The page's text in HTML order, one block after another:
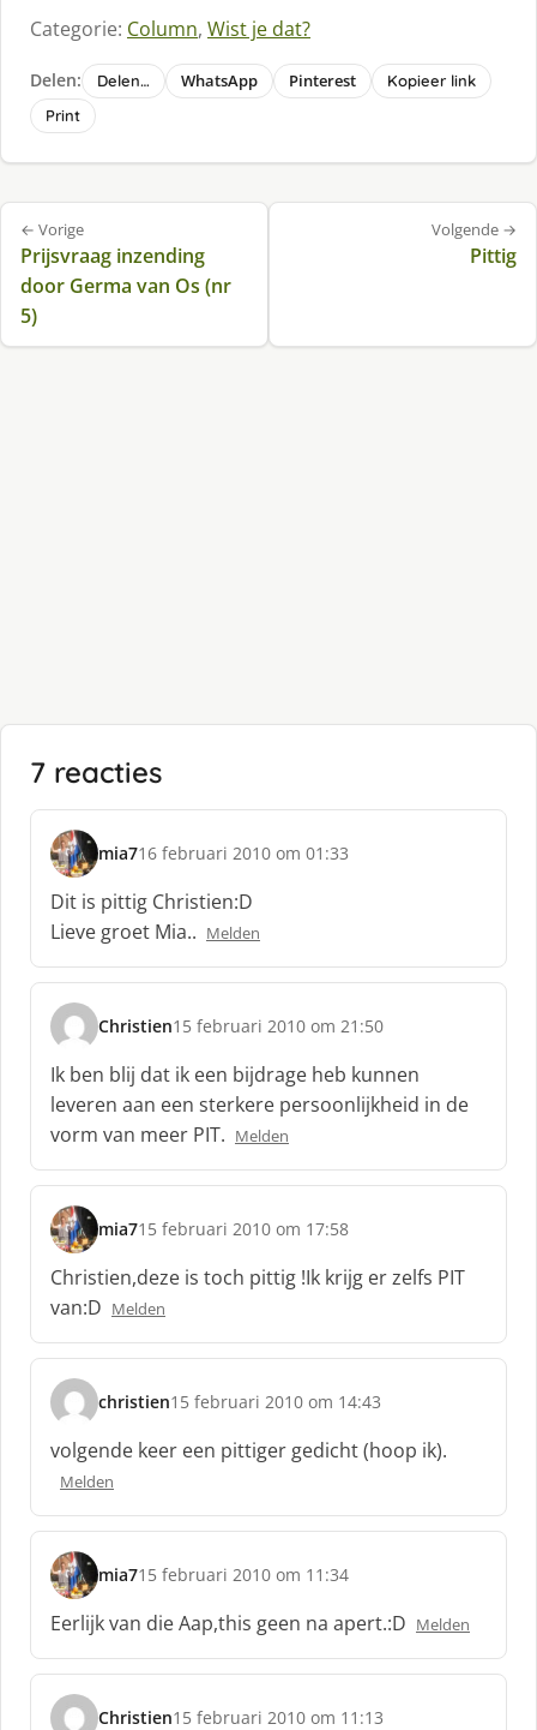
Categorie: Column, Wist je dat?
Delen: Delen… WhatsApp Pinterest
Kopieer link
Print
Bericht
navigatie
← Vorige
Prijsvraag inzending
door Germa van Os (nr
5)
Volgende →
Pittig
7 reacties
mia7
s
c
h
r
e
f
:
16 februari 2010 om 01:33
Dit is pittig Christien:D
Lieve groet Mia.. Melden
Christien
s
c
h
r
e
e
f
:
15 februari 2010 om 21:50
Ik ben blij dat ik een bijdrage heb kunnen
leveren aan een sterkere persoonlijkheid in de
vorm van meer PIT. Melden
mia7
s
c
h
r
e
f
:
15 februari 2010 om 17:58
Christien,deze is toch pittig !Ik krijg er zelfs PIT
van:D Melden
christien
s
h
e
f
:
15 februari 2010 om 14:43
volgende keer een pittiger gedicht (hoop ik).
Melden
mia7
s
c
h
r
e
15 februari 2010 om 11:34
Eerlijk van die Aap,this geen na apert.:D Melden
Christien15 februari 2010 om 11:13